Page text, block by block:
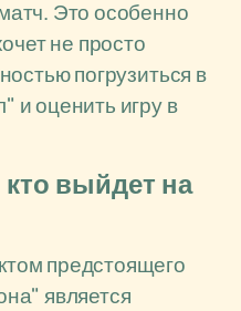
Это особенно
не просто
погрузиться в
и оценить игру в
выйдет на
предстоящего
является